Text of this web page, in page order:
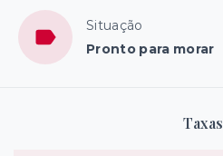
Situação
Pronto para morar
Taxas